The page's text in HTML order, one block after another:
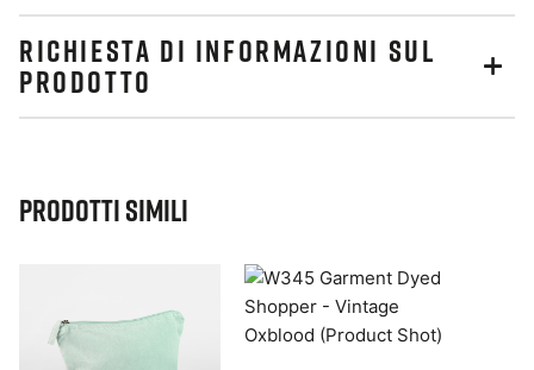
RICHIESTA DI INFORMAZIONI SUL
PRODOTTO
Prodotti simili